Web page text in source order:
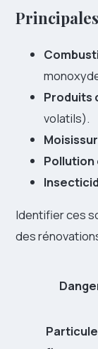
Produits
volatils).
Identifier ces
des